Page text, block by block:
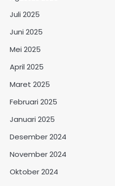
Juli 2025
Juni 2025
Mei 2025
April 2025
Maret 2025
Februari 2025
Januari 2025
Desember 2024
November 2024
Oktober 2024